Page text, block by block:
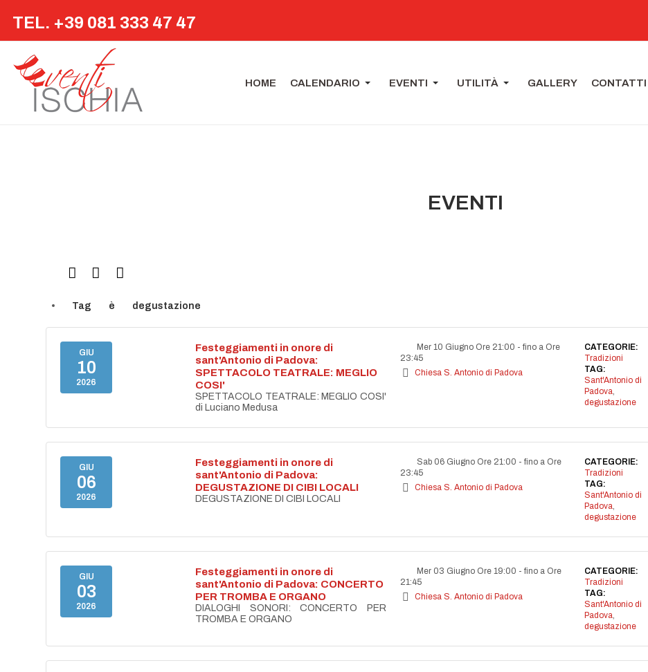
TEL. +39 081 333 47 47
HOME CALENDARIO EVENTI UTILITÀ GALLERY CONTATTI
EVENTI
Tag è degustazione
GIU
10
2026
Festeggiamenti in onore di
sant'Antonio di Padova:
SPETTACOLO TEATRALE: MEGLIO
COSI'
SPETTACOLO TEATRALE: MEGLIO COSI'
di Luciano Medusa
Mer 10 Giugno Ore 21:00 - fino a Ore
23:45
Chiesa S. Antonio di Padova
CATEGORIE:
Tradizioni
TAG:
Sant'Antonio di
Padova,
degustazione
GIU
06
2026
Festeggiamenti in onore di
sant'Antonio di Padova:
DEGUSTAZIONE DI CIBI LOCALI
DEGUSTAZIONE DI CIBI LOCALI
Sab 06 Giugno Ore 21:00 - fino a Ore
23:45
Chiesa S. Antonio di Padova
CATEGORIE:
Tradizioni
TAG:
Sant'Antonio di
Padova,
degustazione
GIU
03
2026
Festeggiamenti in onore di
sant'Antonio di Padova: CONCERTO
PER TROMBA E ORGANO
DIALOGHI SONORI: CONCERTO PER
TROMBA E ORGANO
Mer 03 Giugno Ore 19:00 - fino a Ore
21:45
Chiesa S. Antonio di Padova
CATEGORIE:
Tradizioni
TAG:
Sant'Antonio di
Padova,
degustazione